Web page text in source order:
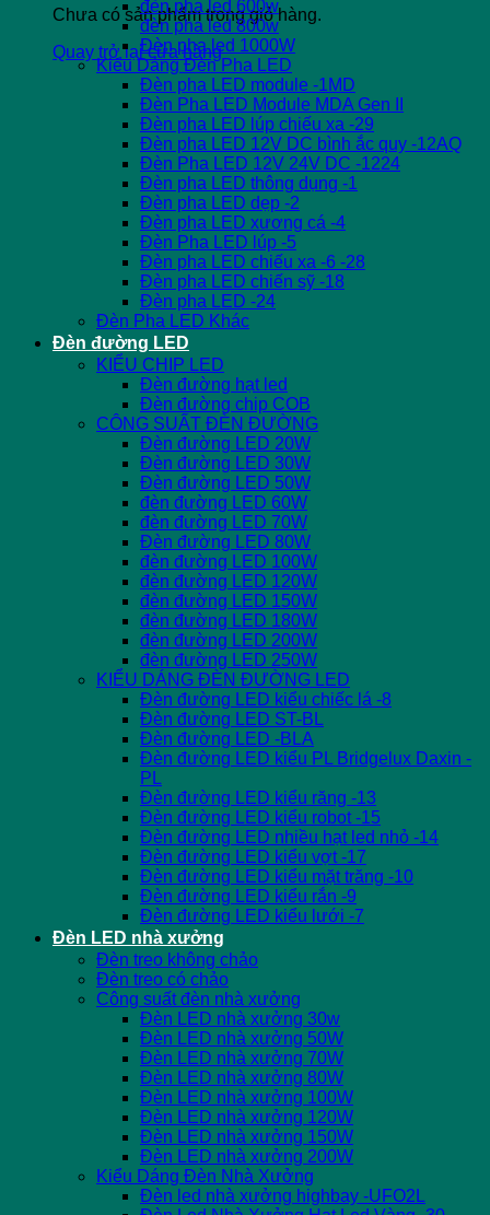
Chưa có sản phẩm trong giỏ hàng.
Quay trở lại cửa hàng
đèn pha led 600w
đèn pha led 800w
Đèn pha led 1000W
Kiểu Dáng Đèn Pha LED
Đèn pha LED module -1MD
Đèn Pha LED Module MDA Gen II
Đèn pha LED lúp chiếu xa -29
Đèn pha LED 12V DC bình ắc quy -12AQ
Đèn Pha LED 12V 24V DC -1224
Đèn pha LED thông dụng -1
Đèn pha LED dẹp -2
Đèn pha LED xương cá -4
Đèn Pha LED lúp -5
Đèn pha LED chiếu xa -6 -28
Đèn pha LED chiến sỹ -18
Đèn pha LED -24
Đèn Pha LED Khác
Đèn đường LED
KIỂU CHIP LED
Đèn đường hạt led
Đèn đường chip COB
CÔNG SUẤT ĐÈN ĐƯỜNG
Đèn đường LED 20W
Đèn đường LED 30W
Đèn đường LED 50W
đèn đường LED 60W
đèn đường LED 70W
Đèn đường LED 80W
đèn đường LED 100W
đèn đường LED 120W
đèn đường LED 150W
đèn đường LED 180W
đèn đường LED 200W
đèn đường LED 250W
KIỂU DÁNG ĐÈN ĐƯỜNG LED
Đèn đường LED kiểu chiếc lá -8
Đèn đường LED ST-BL
Đèn đường LED -BLA
Đèn đường LED kiểu PL Bridgelux Daxin -
PL
Đèn đường LED kiểu răng -13
Đèn đường LED kiểu robot -15
Đèn đường LED nhiều hạt led nhỏ -14
Đèn đường LED kiểu vợt -17
Đèn đường LED kiểu mặt trăng -10
Đèn đường LED kiểu rắn -9
Đèn đường LED kiểu lưới -7
Đèn LED nhà xưởng
Đèn treo không chảo
Đèn treo có chảo
Công suất đèn nhà xưởng
Đèn LED nhà xưởng 30w
Đèn LED nhà xưởng 50W
Đèn LED nhà xưởng 70W
Đèn LED nhà xưởng 80W
Đèn LED nhà xưởng 100W
Đèn LED nhà xưởng 120W
Đèn LED nhà xưởng 150W
Đèn LED nhà xưởng 200W
Kiểu Dáng Đèn Nhà Xưởng
Đèn led nhà xưởng highbay -UFO2L